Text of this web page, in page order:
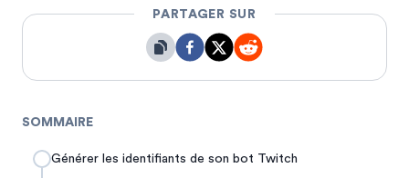
PARTAGER SUR
SOMMAIRE
Générer les identifiants de son bot Twitch